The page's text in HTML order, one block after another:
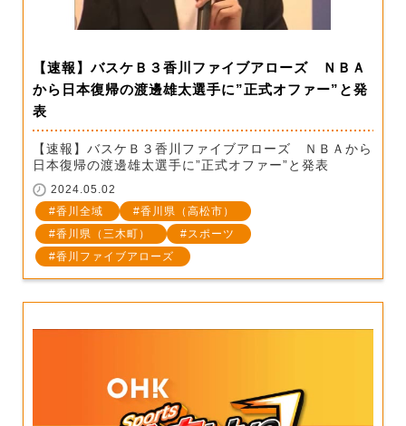
【速報】バスケＢ３香川ファイブアローズ ＮＢＡ
から日本復帰の渡邊雄太選手に”正式オファー”と発
表
【速報】バスケＢ３香川ファイブアローズ ＮＢＡから
日本復帰の渡邊雄太選手に”正式オファー”と発表
2024.05.02
香川全域
香川県（高松市）
香川県（三木町）
スポーツ
香川ファイブアローズ